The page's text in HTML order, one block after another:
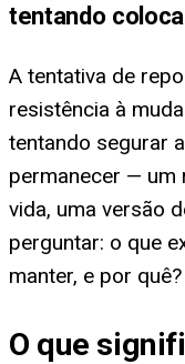
tentando
A tentativa de
resistência à
tentando segurar
permanecer — um
vida, uma versão
perguntar: o que
manter, e por quê?
O que